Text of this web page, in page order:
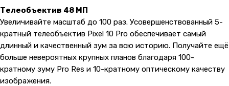
Телеобъектив 48 МП
Увеличивайте масштаб до 100 раз. Усовершенствованный 5-
кратный телеобъектив Pixel 10 Pro обеспечивает самый
длинный и качественный зум за всю историю. Получайте ещё
больше невероятных крупных планов благодаря 100-
кратному зуму Pro Res и 10-кратному оптическому качеству
изображения.